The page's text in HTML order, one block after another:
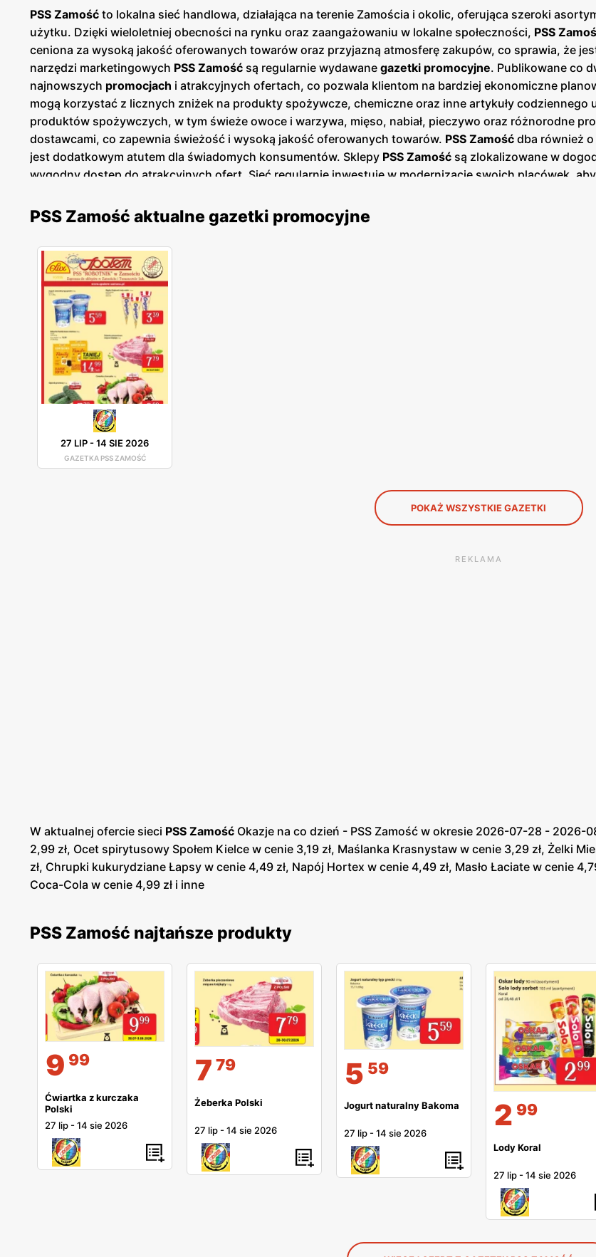
PSS Zamość to lokalna sieć handlowa, działająca na terenie Zamościa i okolic, oferująca szeroki
użytku. Dzięki wieloletniej obecności na rynku oraz zaangażowaniu w lokalne społeczności, PSS
ceniona za wysoką jakość oferowanych towarów oraz przyjazną atmosferę zakupów, co sprawia, że
narzędzi marketingowych PSS Zamość są regularnie wydawane gazetki promocyjne. Publikowane co
najnowszych promocjach i atrakcyjnych ofertach, co pozwala klientom na bardziej ekonomiczne
mogą korzystać z licznych zniżek na produkty spożywcze, chemiczne oraz inne artykuły codziennego
produktów spożywczych, w tym świeże owoce i warzywa, mięso, nabiał, pieczywo oraz różnorodne
dostawcami, co zapewnia świeżość i wysoką jakość oferowanych towarów. PSS Zamość dba również
jest dodatkowym atutem dla świadomych konsumentów. Sklepy PSS Zamość są zlokalizowane w
wygodny dostęp do atrakcyjnych ofert. Sieć regularnie inwestuje w modernizację swoich placówek,
środowiska. Warto również podkreślić, żePSS Zamośćstawia na wysoką jakość obsługi klienta.
co sprawia, że zakupy w sklepach tej sieci są przyjemnym doświadczeniem. Sieć regularnie zbiera
oczekiwaniom.
PSS Zamość aktualne gazetki promocyjne
27 LIP-14 SIE 2026
GAZETKA PSS ZAMOŚĆ
POKAŻ WSZYSTKIE GAZETKI
REKLAMA
W aktualnej ofercie sieci PSS Zamość Okazje na co dzień - PSS Zamość w okresie 2026-07-28 -
2,99 zł, Ocet spirytusowy Społem Kielce w cenie 3,19 zł, Maślanka Krasnystaw w cenie 3,29 zł, Żelki
zł, Chrupki kukurydziane Łapsy w cenie 4,49 zł, Napój Hortex w cenie 4,49 zł, Masło Łaciate w cenie
Coca-Cola w cenie 4,99 zł i inne
PSS Zamość najtańsze produkty
9 99
Ćwiartka z kurczaka
Polski
27 lip -14 sie 2026
7 79
Żeberka Polski
27 lip -14 sie 2026
5 59
Jogurt naturalny Bakoma
27 lip -14 sie 2026
2 99
Lody Koral
27 lip -14 sie 2026